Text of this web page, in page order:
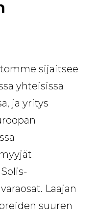
sijaitsee
yhteisissä
ja yritys
Laajan
suuren